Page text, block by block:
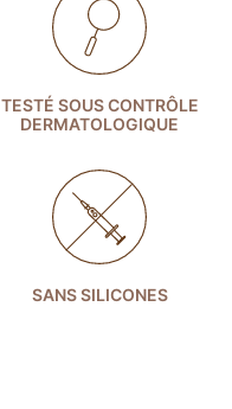
TESTÉ SOUS CONTRÔLE
DERMATOLOGIQUE
SANS SILICONES